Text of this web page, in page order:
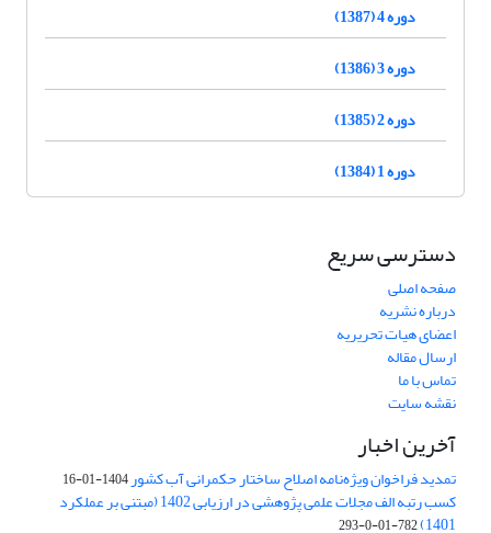
دوره 4 (1387)
دوره 3 (1386)
دوره 2 (1385)
دوره 1 (1384)
دسترسی سریع
صفحه اصلی
درباره نشریه
اعضای هیات تحریریه
ارسال مقاله
تماس با ما
نقشه سایت
آخرین اخبار
تمدید فراخوان ویژه‌نامه اصلاح ساختار حکمرانی آب کشور1404-01-16
کسب رتبه الف مجلات علمی پژوهشی در ارزیابی 1402 (مبتنی بر عملکرد
1401)
782-01-0-293